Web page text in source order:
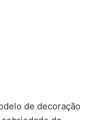
de decoração